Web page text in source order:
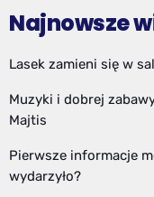
Najnowsze
Lasek zamieni się w
Muzyki i dobrej
Majtis
Pierwsze informacje
wydarzyło?